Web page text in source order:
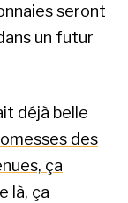
seront
un futur
déjà belle
des
ça
là, ça